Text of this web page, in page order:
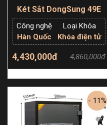
Két Sắt DongSung 49E
Công nghệ
Hàn Quốc
Loại Khóa
Khóa điện tử
4,430,000đ 4,860,000đ
- 11%